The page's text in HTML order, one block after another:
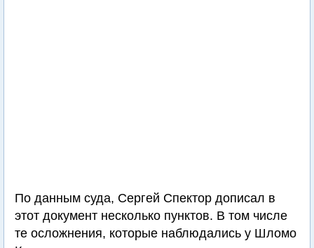
По данным суда, Сергей Спектор дописал в
этот документ несколько пунктов. В том числе
те осложнения, которые наблюдались у Шломо